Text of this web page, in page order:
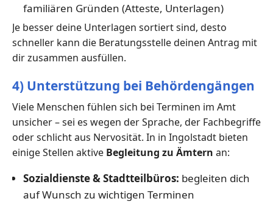
familiären Gründen (Atteste, Unterlagen)
Je besser deine Unterlagen sortiert sind, desto
schneller kann die Beratungsstelle deinen Antrag mit
dir zusammen ausfüllen.
4) Unterstützung bei Behördengängen
Viele Menschen fühlen sich bei Terminen im Amt
unsicher – sei es wegen der Sprache, der Fachbegriffe
oder schlicht aus Nervosität. In in Ingolstadt bieten
einige Stellen aktive Begleitung zu Ämtern an:
Sozialdienste & Stadtteilbüros: begleiten dich
auf Wunsch zu wichtigen Terminen